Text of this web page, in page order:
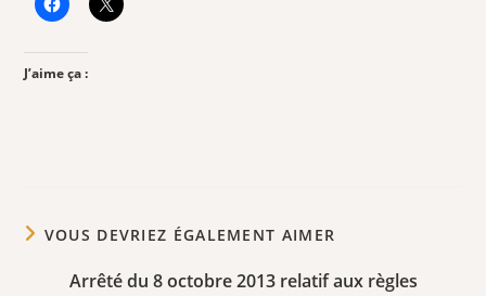
J’aime ça :
VOUS DEVRIEZ ÉGALEMENT AIMER
Arrêté du 8 octobre 2013 relatif aux règles